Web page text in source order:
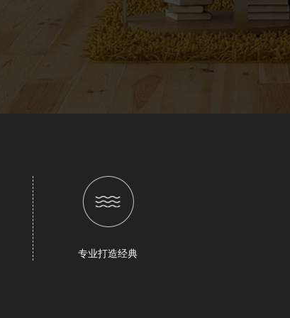
专业打造经典